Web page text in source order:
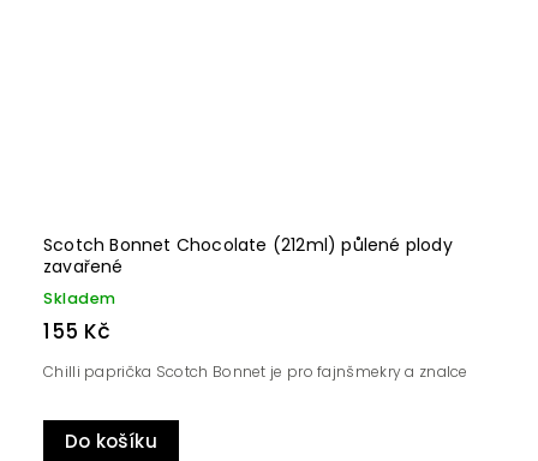
Scotch Bonnet Chocolate (212ml) půlené plody
zavařené
Skladem
155 Kč
Do košíku
Chilli paprička Scotch Bonnet je pro fajnšmekry a znalce